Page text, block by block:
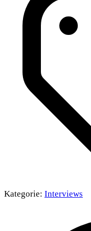
Kategorie: Interviews